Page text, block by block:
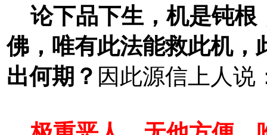
论下品下生，机是钝根
佛，唯有此法能救此机，
出何期？ 因此源信上人说